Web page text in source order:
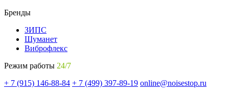
Бренды
ЗИПС
Шуманет
Виброфлекс
Режим работы 24/7
+ 7 (915) 146-88-84 + 7 (499) 397-89-19 online@noisestop.ru